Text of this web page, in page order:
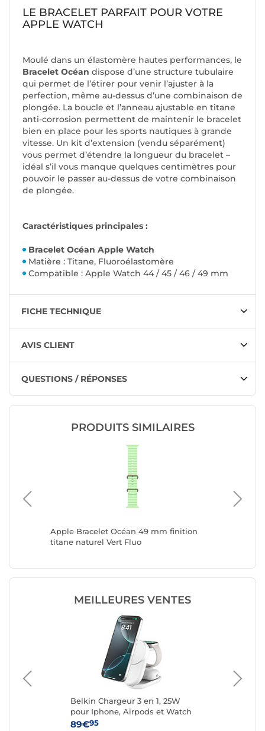
LE BRACELET PARFAIT POUR VOTRE
APPLE WATCH
Moulé dans un élastomère hautes performances, le
Bracelet Océan dispose d’une structure tubulaire
qui permet de l’étirer pour venir l’ajuster à la
perfection, même au-dessus d’une combinaison de
plongée. La boucle et l’anneau ajustable en titane
anti-corrosion permettent de maintenir le bracelet
bien en place pour les sports nautiques à grande
vitesse. Un kit d’extension (vendu séparément)
vous permet d’étendre la longueur du bracelet –
idéal s’il vous manque quelques centimètres pour
pouvoir le passer au-dessus de votre combinaison
de plongée.
Caractéristiques principales :
Bracelet Océan Apple Watch
Matière : Titane, Fluoroélastomère
Compatible : Apple Watch 44 / 45 / 46 / 49 mm
FICHE TECHNIQUE
AVIS CLIENT
QUESTIONS / RÉPONSES
PRODUITS SIMILAIRES
Apple Bracelet Océan 49 mm finition
titane naturel Vert Fluo
MEILLEURES VENTES
Belkin Chargeur 3 en 1, 25W
pour Iphone, Airpods et Watch
QI2.2 (Blanc)
89€95